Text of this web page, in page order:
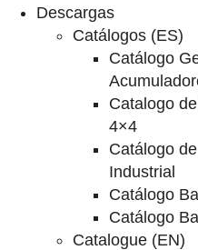
Descargas
Catálogos (ES)
Catálogo
Catalogo
4×4
Catálogo
Industrial
Catálogo
Catálogo
Catalogue (EN)